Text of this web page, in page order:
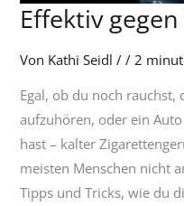
Effektiv
Von Kathi Seidl// 2
Egal, ob du noch rauchst,
aufzuhören, oder ein
hast – kalter
meisten Menschen nicht
Tipps und Tricks, wie du
Effektiv
Rauchgeruch